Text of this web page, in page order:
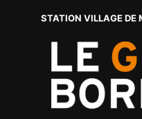
STATION VILLAGE DE